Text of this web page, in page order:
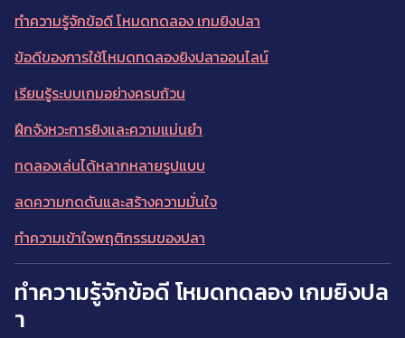
ทำความรู้จักข้อดี โหมดทดลอง เกมยิงปลา
ข้อดีของการใช้โหมดทดลองยิงปลาออนไลน์
เรียนรู้ระบบเกมอย่างครบถ้วน
ฝึกจังหวะการยิงและความแม่นยำ
ทดลองเล่นได้หลากหลายรูปแบบ
ลดความกดดันและสร้างความมั่นใจ
ทำความเข้าใจพฤติกรรมของปลา
ทำความรู้จักข้อดี โหมดทดลอง เกมยิงปล
า